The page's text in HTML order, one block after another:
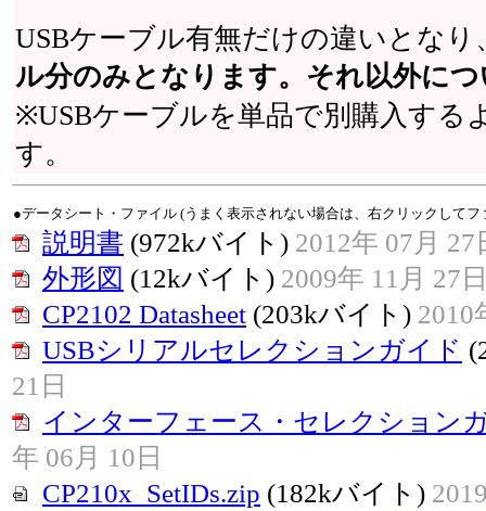
USBケーブル有無だけの違いとなり
ル分のみとなります。それ以外に
※USBケーブルを単品で別購入する
す。
●データシート・ファイル (うまく表示されない場合は、右クリックして
説明書 (972kバイト) 2012年 07月 27
外形図 (12kバイト) 2009年 11月 27
CP2102 Datasheet (203kバイト) 2010
USBシリアルセレクションガイド
21日
インターフェース・セレクション
年 06月 10日
CP210x_SetIDs.zip (182kバイト)